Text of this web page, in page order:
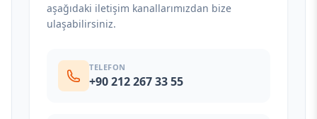
aşağıdaki iletişim kanallarımızdan bize
ulaşabilirsiniz.
TELEFON
+90 212 267 33 55